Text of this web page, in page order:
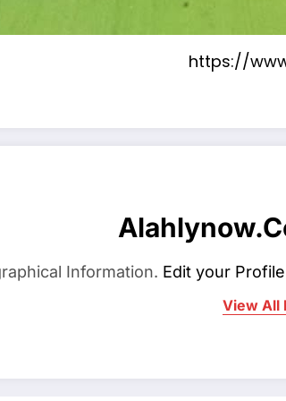
https://
Information. Edit your Profile
View All